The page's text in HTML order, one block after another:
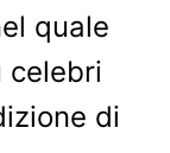
quale
celebri
di